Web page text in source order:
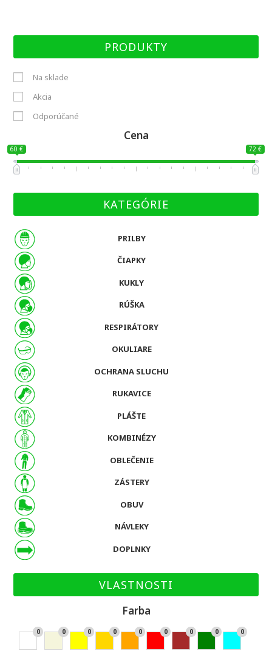
PRODUKTY
Cena
Na sklade
Akcia
Odporúčané
60 € 72 €
KATEGÓRIE
PRILBY
ČIAPKY
KUKLY
RÚŠKA
RESPIRÁTORY
OKULIARE
OCHRANA SLUCHU
RUKAVICE
PLÁŠTE
KOMBINÉZY
OBLEČENIE
ZÁSTERY
OBUV
NÁVLEKY
DOPLNKY
VLASTNOSTI
Farba
0 0 0 0 0 0 0 0 0